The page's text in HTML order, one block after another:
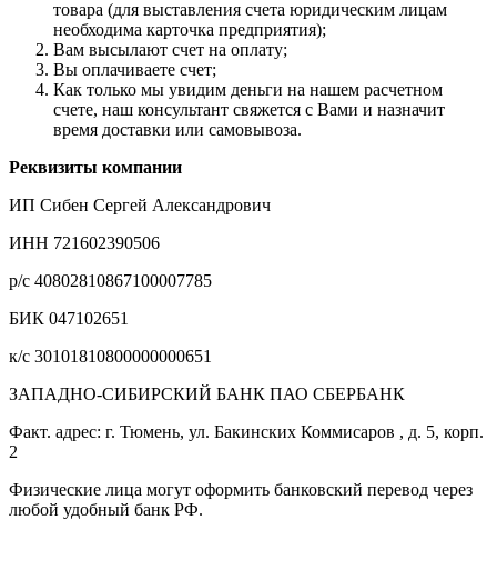
товара (для выставления счета юридическим лицам
необходима карточка предприятия);
Вам высылают счет на оплату;
Вы оплачиваете счет;
Как только мы увидим деньги на нашем расчетном
счете, наш консультант свяжется с Вами и назначит
время доставки или самовывоза.
Реквизиты компании
ИП Сибен Сергей Александрович
ИНН 721602390506
р/с 40802810867100007785
БИК 047102651
к/с 30101810800000000651
ЗАПАДНО-СИБИРСКИЙ БАНК ПАО СБЕРБАНК
Факт. адрес: г. Тюмень, ул. Бакинских Коммисаров , д. 5, корп.
2
Физические лица могут оформить банковский перевод через
любой удобный банк РФ.